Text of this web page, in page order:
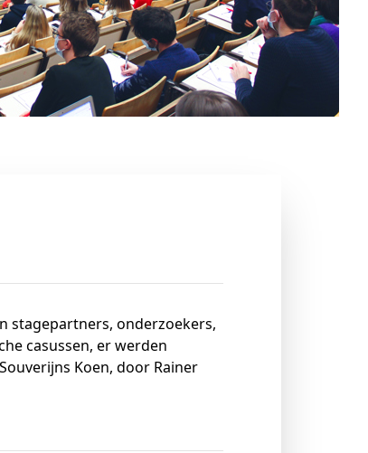
stagepartners, onderzoekers,
casussen, er werden
Koen, door Rainer